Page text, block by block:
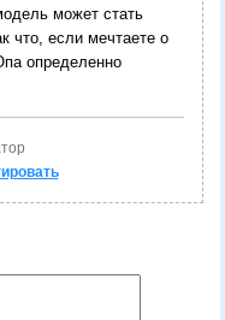
может стать
что, если мечтаете о
определенно